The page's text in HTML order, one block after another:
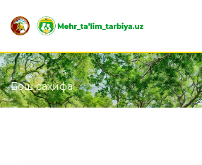
Бош саҳифа